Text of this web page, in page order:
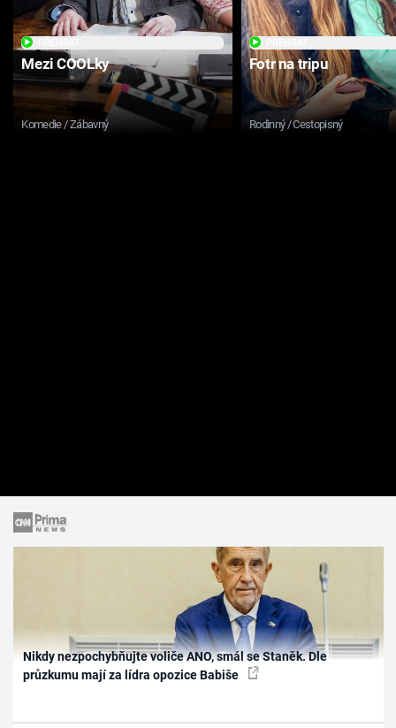
Mezi COOLky
Komedie / Zábavný
Fotr na tripu
Rodinný / Cestopisný
Nikdy nezpochybňujte voliče ANO, smál se Staněk. Dle
průzkumu mají za lídra opozice Babiše